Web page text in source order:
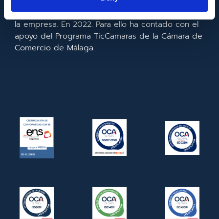
mejora de la competitividad y productividad de
la empresa. En 2022. Para ello ha contado con el
apoyo del Programa TicCamaras de la Cámara de
Comercio de Málaga.